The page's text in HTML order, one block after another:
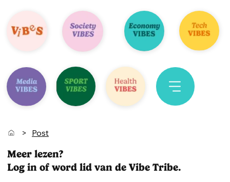
> Post
Meer lezen?
Log in of word lid van de Vibe Tribe.